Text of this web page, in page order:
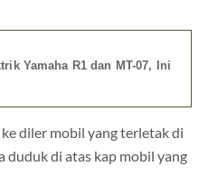
Yamaha R1 dan MT-07, Ini
diler mobil yang terletak di
duduk di atas kap mobil yang